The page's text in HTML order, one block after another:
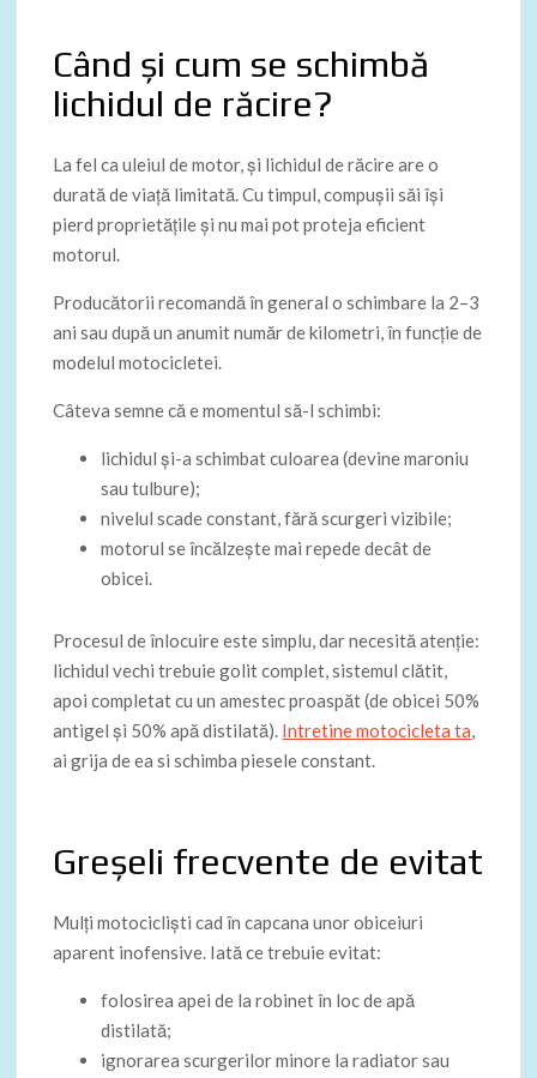
Când și cum se schimbă
lichidul de răcire?
La fel ca uleiul de motor, și lichidul de răcire are o
durată de viață limitată. Cu timpul, compușii săi își
pierd proprietățile și nu mai pot proteja eficient
motorul.
Producătorii recomandă în general o schimbare la 2–3
ani sau după un anumit număr de kilometri, în funcție de
modelul motocicletei.
Câteva semne că e momentul să-l schimbi:
lichidul și-a schimbat culoarea (devine maroniu
sau tulbure);
nivelul scade constant, fără scurgeri vizibile;
motorul se încălzește mai repede decât de
obicei.
Procesul de înlocuire este simplu, dar necesită atenție:
lichidul vechi trebuie golit complet, sistemul clătit,
apoi completat cu un amestec proaspăt (de obicei 50%
antigel și 50% apă distilată). Intretine motocicleta ta,
ai grija de ea si schimba piesele constant.
Greșeli frecvente de evitat
Mulți motocicliști cad în capcana unor obiceiuri
aparent inofensive. Iată ce trebuie evitat:
folosirea apei de la robinet în loc de apă
distilată;
ignorarea scurgerilor minore la radiator sau